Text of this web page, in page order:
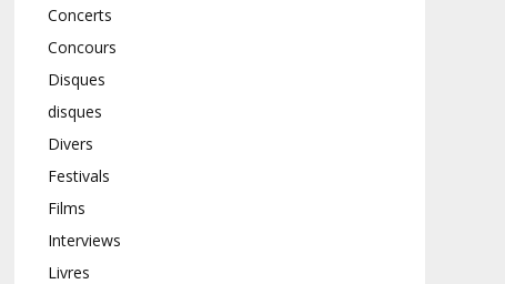
Concerts
Concours
Disques
disques
Divers
Festivals
Films
Interviews
Livres